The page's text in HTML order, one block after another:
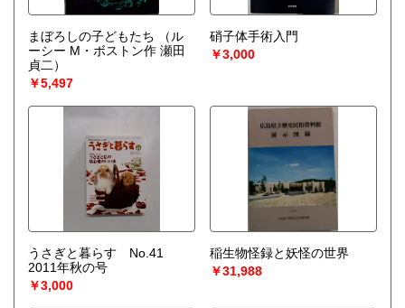
まぼろしの子どもたち
（ル
ーシー M・ボストン作 瀬田
貞二）
￥5,497
硝子体手術入門
￥3,000
うさぎと暮らす No.41
2011年秋の号
￥3,000
稲生物怪録と妖怪の世界
￥31,988